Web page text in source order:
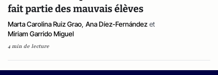
fait partie des mauvais élèves
Marta Carolina Ruiz Grao, Ana Díez-Fernández et
Miriam Garrido Miguel
4 min de lecture